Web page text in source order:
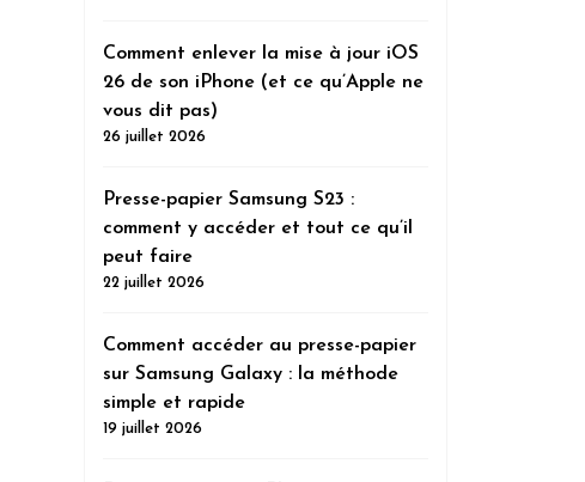
Comment enlever la mise à jour iOS
26 de son iPhone (et ce qu’Apple ne
vous dit pas)
26 juillet 2026
Presse-papier Samsung S23 :
comment y accéder et tout ce qu’il
peut faire
22 juillet 2026
Comment accéder au presse-papier
sur Samsung Galaxy : la méthode
simple et rapide
19 juillet 2026